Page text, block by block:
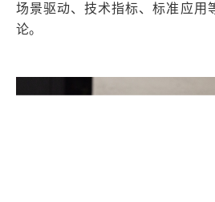
场景驱动、技术指标、标准应用
论。